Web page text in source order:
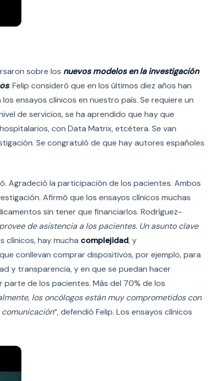
sobre los nuevos modelos en la investigación
. Felip consideró que en los últimos diez años han
los ensayos clínicos en nuestro país. Se requiere un
de servicios, se ha aprendido que hay que
con Data Matrix, etcétera. Se van
Se congratuló de que hay autores españoles
Agradeció la participación de los pacientes. Ambos
Afirmó que los ensayos clínicos muchas
sin tener que financiarlos. Rodríguez-
de asistencia a los pacientes. Un asunto clave
clínicos, hay mucha complejidad, y
conllevan comprar dispositivos, por ejemplo, para
y transparencia, y en que se puedan hacer
parte de los pacientes. Más del 70% de los
los oncólogos están muy comprometidos con
“, defendió Felip. Los ensayos clínicos